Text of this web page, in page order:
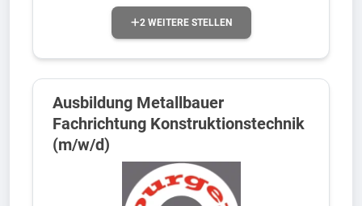
2 WEITERE STELLEN
Ausbildung Metallbauer
Fachrichtung Konstruktionstechnik
(m/w/d)